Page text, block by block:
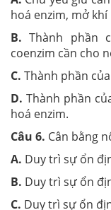
hoá enzim, mở khí
B.Thành phần
coenzim cần cho
C. Thành phần
D. Thành phần
hoá enzim.
Câu 6. Cân bằng
A. Duy trì sự ổn
B. Duy trì sự ổn
C. Duy trì sự ổn